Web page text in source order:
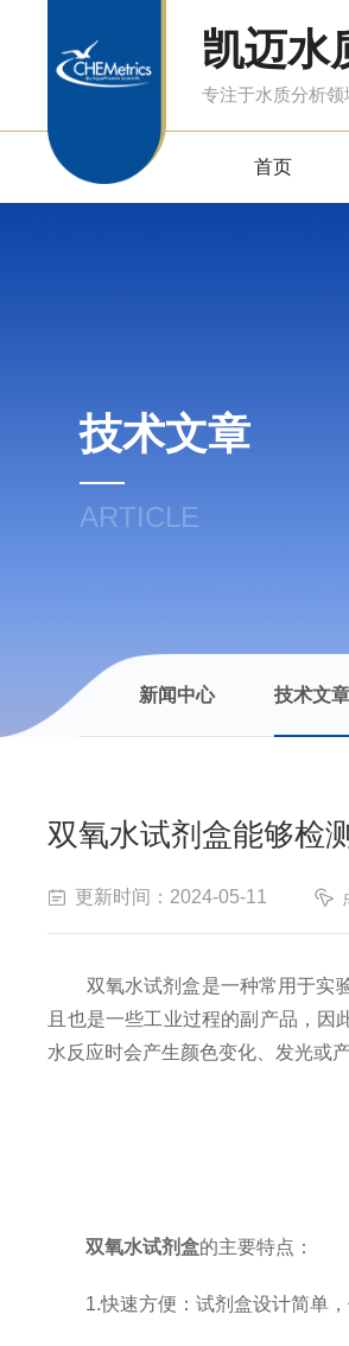
凯迈水
专注于水质分析领
首页
技术文章
ARTICLE
新闻中心 技术文章
双氧水试剂盒能够检
更新时间：2024-05-11
双氧水试剂盒是一种常用于实验
且也是一些工业过程的副产品，
水反应时会产生颜色变化、发光或
双氧水试剂盒的主要特点：
1.快速方便：试剂盒设计简单，